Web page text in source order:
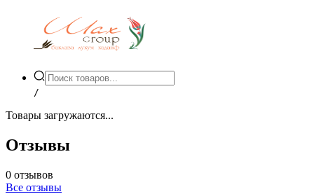
/
Товары загружаются...
Отзывы
0 отзывов
Все отзывы